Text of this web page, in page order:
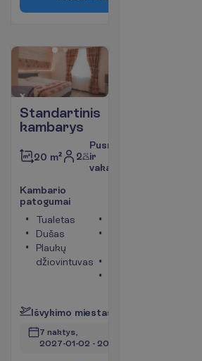
Standartinis
kambarys
20 m² 2
Pusryčiai
ir
vakarienė
Kambario
patogumai
Tualetas
Dušas
Plaukų
džiovintuvas
Išvykimo miestas
7 naktys,
2027-01-02 - 2027-01-09